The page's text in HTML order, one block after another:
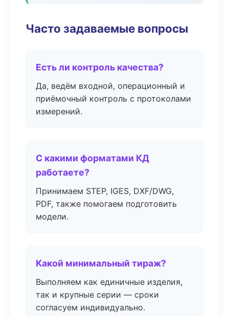
Часто задаваемые вопросы
Есть ли контроль качества?
Да, ведём входной, операционный и
приёмочный контроль с протоколами
измерений.
С какими форматами КД
работаете?
Принимаем STEP, IGES, DXF/DWG,
PDF, также помогаем подготовить
модели.
Какой минимальный тираж?
Выполняем как единичные изделия,
так и крупные серии — сроки
согласуем индивидуально.